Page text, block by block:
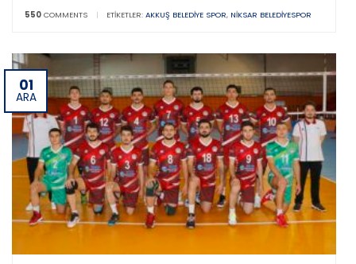
550 COMMENTS | ETIKETLER: AKKUŞ BELEDIYE SPOR, NIKSAR BELEDIYESPOR
01
ARA